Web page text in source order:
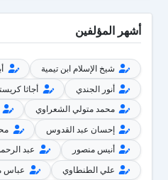
أشهر المؤلفين
شيخ الإسلام ابن تيمية
أنور الجندي
أجاثا
محمد متولي الشعراوي
إحسان عبد القدوس
أنيس منصور
عبد
علي الطنطاوي
عباس